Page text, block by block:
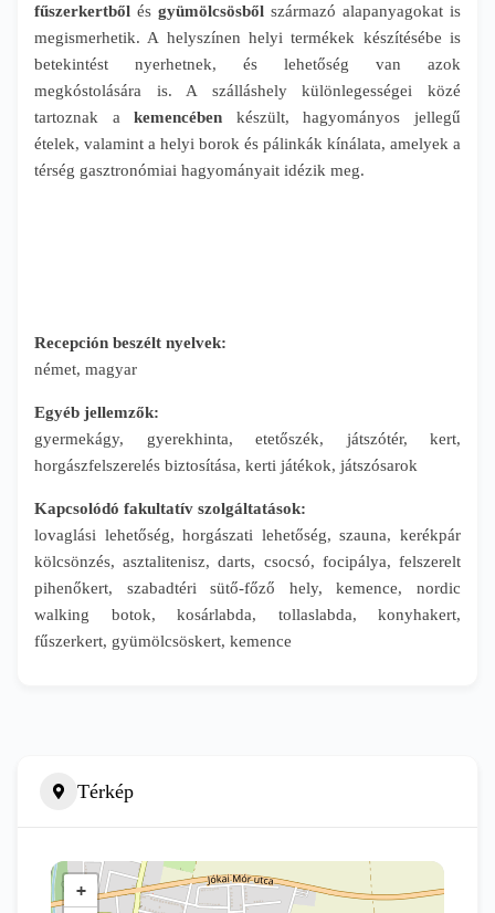
fűszerkertből és gyümölcsösből származó alapanyagokat is
megismerhetik. A helyszínen helyi termékek készítésébe is
betekintést nyerhetnek, és lehetőség van azok
megkóstolására is. A szálláshely különlegességei közé
tartoznak akemencében készült, hagyományos jellegű
ételek, valamint a helyi borok és pálinkák kínálata, amelyek a
térség gasztronómiai hagyományait idézik meg.
Recepción beszélt nyelvek:
német, magyar
Egyéb jellemzők:
gyermekágy, gyerekhinta, etetőszék, játszótér, kert,
horgászfelszerelés biztosítása, kerti játékok, játszósarok
Kapcsolódó fakultatív szolgáltatások:
lovaglási lehetőség, horgászati lehetőség, szauna, kerékpár
kölcsönzés, asztalitenisz, darts, csocsó, focipálya, felszerelt
pihenőkert, szabadtéri sütő-főző hely, kemence, nordic
walking botok, kosárlabda, tollaslabda, konyhakert,
fűszerkert, gyümölcsöskert, kemence
Térkép
+